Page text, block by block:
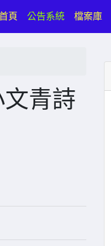
頁(current)
公告系統 檔案庫
青詩